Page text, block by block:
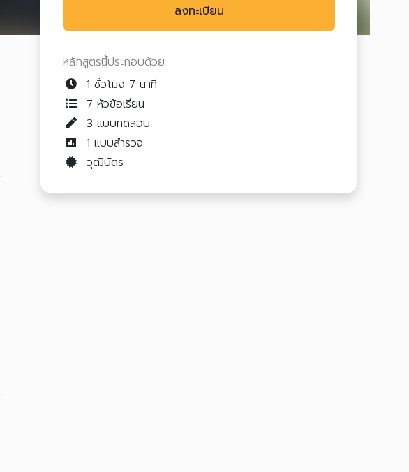
ลงทะเบียน
หลักสูตรนี้ประกอบด้วย
1 ชั่วโมง 7 นาที
7 หัวข้อเรียน
3 แบบทดสอบ
1 แบบสำรวจ
วุฒิบัตร